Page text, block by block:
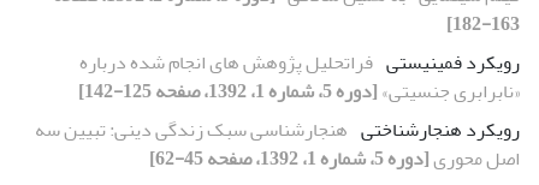
163-182]
رویکرد فمینیستی فراتحلیل پژوهش های انجام شده درباره
«نابرابری جنسیتی»[دوره 5، شماره 1، 1392، صفحه 125-142]
رویکرد هنجار‌شناختی هنجارشناسی سبک زندگی دینی: تبیین سه
اصل محوری[دوره 5، شماره 1، 1392، صفحه 45-62]